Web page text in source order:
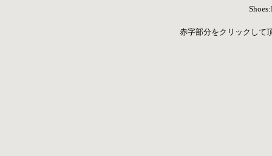
赤字部分をクリックして